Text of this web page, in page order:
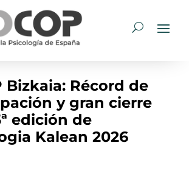
Bizkaia: Récord de
y gran cierre
edición de
Kalean 2026